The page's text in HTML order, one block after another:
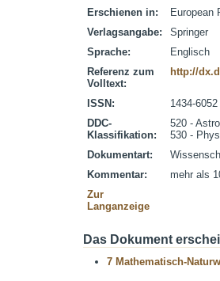
Erschienen in:
European
Verlagsangabe:
Springer
Sprache:
Englisch
Referenz zum
Volltext:
http://
ISSN:
1434-6052
DDC-
Klassifikation:
520 -
530 -
Dokumentart:
Kommentar:
mehr als
Zur
Langanzeige
Das Dokument
7 Mathematisch-